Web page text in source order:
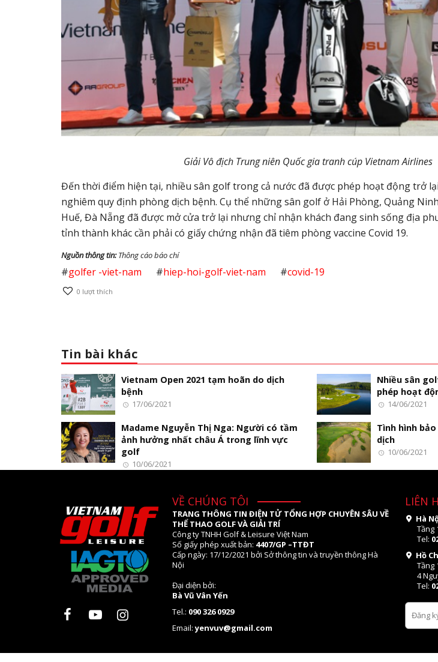
Giải Vô địch Trung niên Quốc gia tranh cúp Vietnam Airlines
Đến thời điểm hiện tại, nhiều sân golf trong cả nước đã được phép hoạt động trở
nghiêm quy định phòng dịch bệnh. Cụ thể những sân golf ở Hải Phòng, Quảng
Huế, Đà Nẵng đã được mở cửa trở lại nhưng chỉ nhận khách đang sinh sống địa
tỉnh thành khác cần phải có giấy chứng nhận đã tiêm phòng vaccine Covid 19.
Nguồn thông tin:Thông cáo báo chí
#golfer -viet-nam #hiep-hoi-golf-viet-nam #covid-19
0 lượt thích
Tin bài khác
Vietnam Open 2021 tạm hoãn do dịch
bệnh
17/06/2021
Nhiều sân
phép hoạt
14/06/2021
Madame Nguyễn Thị Nga: Người có tầm
ảnh hưởng nhất châu Á trong lĩnh vực
golf
10/06/2021
Tình hình
dịch
10/06/2021
VỀ CHÚNG TÔI
TRANG THÔNG TIN ĐIỆN TỬ TỔNG HỢP CHUYÊN SÂU VỀ
THỂ THAO GOLF VÀ GIẢI TRÍ
Công ty TNHH Golf & Leisure Việt Nam
Số giấy phép xuất bản: 4407/GP –TTĐT
Cấp ngày: 17/12/2021 bởi Sở thông tin và truyền thông Hà
Nội
Đại diện bởi:
Bà Vũ Vân Yến
Tel.: 090 326 0929
Email:yenvuv@gmail.com
LIÊN
Hà
Tầng
Tel:
Hồ
Tầng
4
Tel: